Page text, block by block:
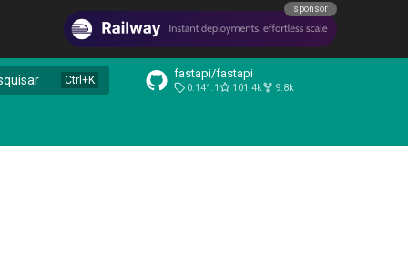
sponsor
fastapi/fastapi
0.141.1 101.4k 9.8k